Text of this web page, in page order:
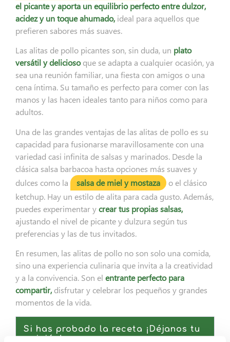
el picante y aporta un equilibrio perfecto entre dulzor,
acidez y un toque ahumado, ideal para aquellos que
prefieren sabores más suaves.
Las alitas de pollo picantes son, sin duda, un plato
versátil y deliciosoque se adapta a cualquier ocasión, ya
sea una reunión familiar, una fiesta con amigos o una
cena íntima. Su tamaño es perfecto para comer con las
manos y las hacen ideales tanto para niños como para
adultos.
Una de las grandes ventajas de las alitas de pollo es su
capacidad para fusionarse maravillosamente con una
variedad casi infinita de salsas y marinados. Desde la
clásica salsa barbacoa hasta opciones más suaves y
dulces como la
salsa de miel y mostaza
o el clásico
ketchup. Hay un estilo de alita para cada gusto. Además,
puedes experimentar ycrear tus propias salsas,
ajustando el nivel de picante y dulzura según tus
preferencias y las de tus invitados.
En resumen, las alitas de pollo no son solo una comida,
sino una experiencia culinaria que invita a la creatividad
y a la convivencia. Son el entrante perfecto para
compartir, disfrutar y celebrar los pequeños y grandes
momentos de la vida.
Si has probado la receta ¡Déjanos tu
opinión!